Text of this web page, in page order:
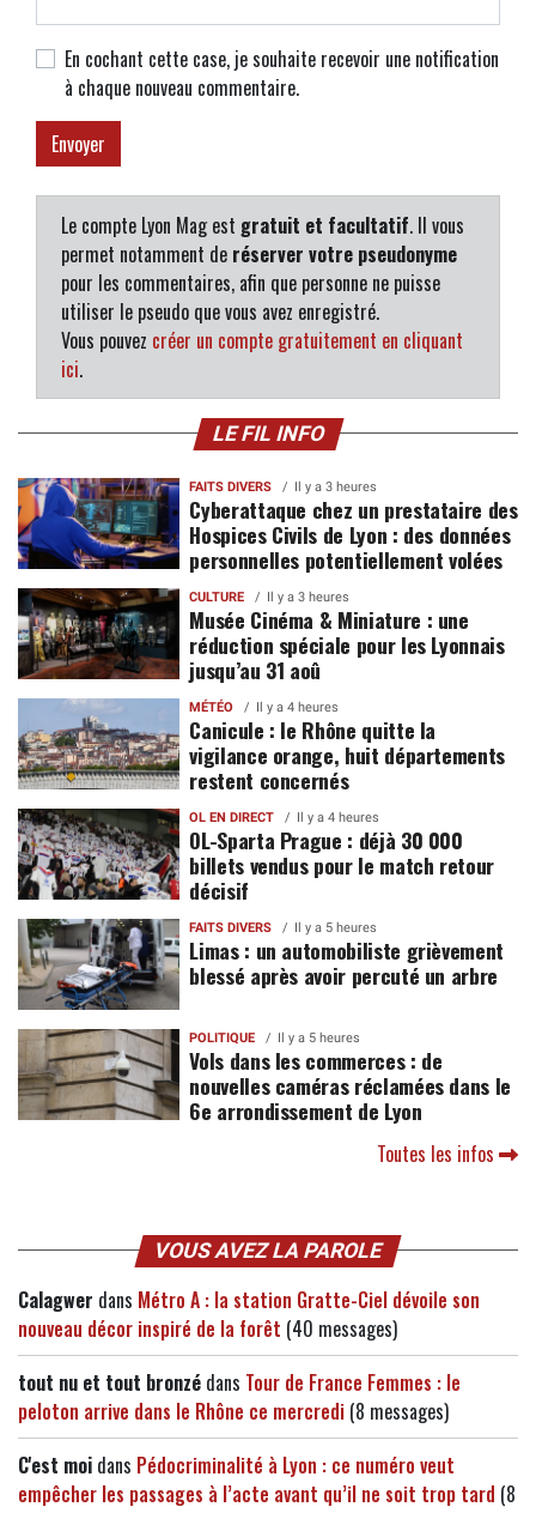
En cochant cette case, je souhaite recevoir une notification
à chaque nouveau commentaire.
Le compte Lyon Mag est gratuit et facultatif. Il vous
permet notamment de réserver votre pseudonyme
pour les commentaires, afin que personne ne puisse
utiliser le pseudo que vous avez enregistré.
Vous pouvez créer un compte gratuitement en cliquant
ici.
LE FIL INFO
FAITS DIVERS Il y a 3 heures
Cyberattaque chez un prestataire des
Hospices Civils de Lyon : des données
personnelles potentiellement volées
CULTURE Il y a 3 heures
Musée Cinéma & Miniature : une
réduction spéciale pour les Lyonnais
jusqu’au 31 aoû
MÉTÉO Il y a 4 heures
Canicule : le Rhône quitte la
vigilance orange, huit départements
restent concernés
OL EN DIRECT Il y a 4 heures
OL-Sparta Prague : déjà 30 000
billets vendus pour le match retour
décisif
FAITS DIVERS Il y a 5 heures
Limas : un automobiliste grièvement
blessé après avoir percuté un arbre
POLITIQUE Il y a 5 heures
Vols dans les commerces : de
nouvelles caméras réclamées dans le
6e arrondissement de Lyon
Toutes les infos
VOUS AVEZ LA PAROLE
Calagwer dans Métro A : la station Gratte-Ciel dévoile son
nouveau décor inspiré de la forêt (40 messages)
tout nu et tout bronzé dans Tour de France Femmes : le
peloton arrive dans le Rhône ce mercredi (8 messages)
C'est moi dans Pédocriminalité à Lyon : ce numéro veut
empêcher les passages à l’acte avant qu’il ne soit trop tard (8